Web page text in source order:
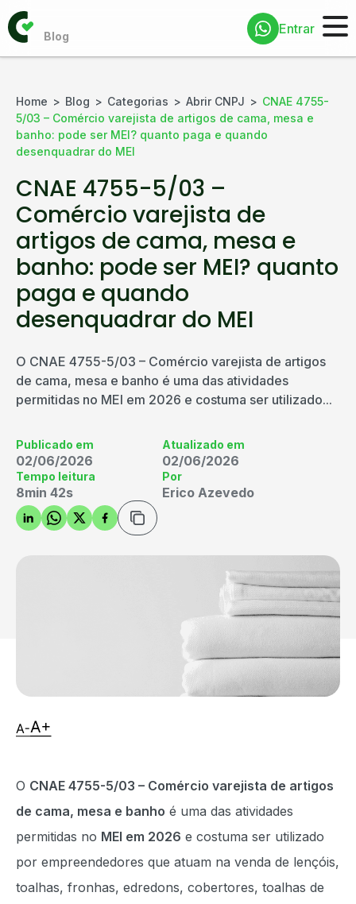
Entrar
Home Blog Categorias Abrir CNPJ
CNAE 4755-
5/03 – Comércio varejista de artigos de cama, mesa e
banho: pode ser MEI? quanto paga e quando
desenquadrar do MEI
CNAE 4755-5/03 –
Comércio varejista de
artigos de cama, mesa e
banho: pode ser MEI? quanto
paga e quando
desenquadrar do MEI
O CNAE 4755-5/03 – Comércio varejista de artigos
de cama, mesa e banho é uma das atividades
permitidas no MEI em 2026 e costuma ser utilizado...
Publicado em
02/06/2026
Atualizado em
02/06/2026
Tempo leitura
8min 42s
Por
Erico Azevedo
O CNAE 4755-5/03 – Comércio varejista de artigos
de cama, mesa e banho é uma das atividades
permitidas no MEI em 2026 e costuma ser utilizado
por empreendedores que atuam na venda de lençóis,
toalhas, fronhas, edredons, cobertores, toalhas de